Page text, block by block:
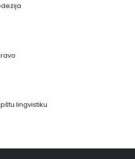
lingvistiku